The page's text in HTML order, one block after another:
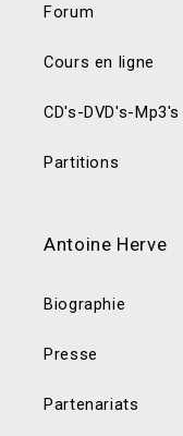
Forum
Cours en ligne
CD's-DVD's-Mp3's
Partitions
Antoine Herve
Biographie
Presse
Partenariats